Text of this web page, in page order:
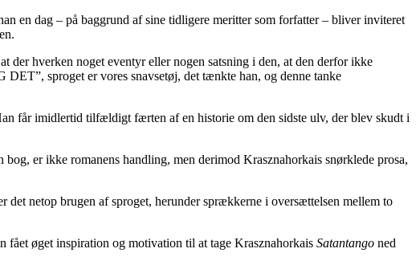
en dag – på baggrund af sine tidligere meritter som forfatter – bliver inviteret
hverken noget eventyr eller nogen satsning i den, at den derfor ikke
sproget er vores snavsetøj, det tænkte han, og denne tanke
får imidlertid tilfældigt færten af en historie om den sidste ulv, der blev skudt i
bog, er ikke romanens handling, men derimod Krasznahorkais snørklede prosa,
netop brugen af sproget, herunder sprækkerne i oversættelsen mellem to
fået øget inspiration og motivation til at tage Krasznahorkais Satantango ned